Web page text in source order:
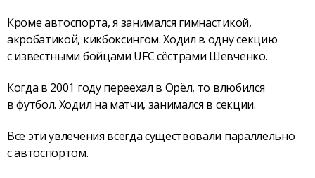
Кроме автоспорта, я занимался гимнастикой,
акробатикой, кикбоксингом. Ходил в одну секцию
с известными бойцами UFC сёстрами Шевченко.
Когда в 2001 году переехал в Орёл, то влюбился
в футбол. Ходил на матчи, занимался в секции.
Все эти увлечения всегда существовали параллельно
с автоспортом.